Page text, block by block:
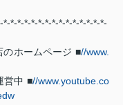
*-*-*-*-*-*-*-*-*-*-*-*-*-*-
のホームページ ■//www.
営中 ■//www.youtube.co